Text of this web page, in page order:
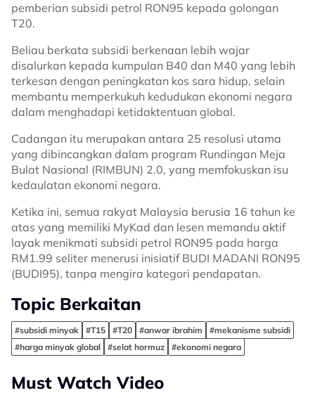
pemberian subsidi petrol RON95 kepada golongan
T20.
Beliau berkata subsidi berkenaan lebih wajar
disalurkan kepada kumpulan B40 dan M40 yang lebih
terkesan dengan peningkatan kos sara hidup, selain
membantu memperkukuh kedudukan ekonomi negara
dalam menghadapi ketidaktentuan global.
Cadangan itu merupakan antara 25 resolusi utama
yang dibincangkan dalam program Rundingan Meja
Bulat Nasional (RIMBUN) 2.0, yang memfokuskan isu
kedaulatan ekonomi negara.
Ketika ini, semua rakyat Malaysia berusia 16 tahun ke
atas yang memiliki MyKad dan lesen memandu aktif
layak menikmati subsidi petrol RON95 pada harga
RM1.99 seliter menerusi inisiatif BUDI MADANI RON95
(BUDI95), tanpa mengira kategori pendapatan.
Topic Berkaitan
#subsidi minyak #T15 #T20 #anwar ibrahim
#mekanisme subsidi
#harga minyak global
#selat hormuz #ekonomi negara
Must Watch Video